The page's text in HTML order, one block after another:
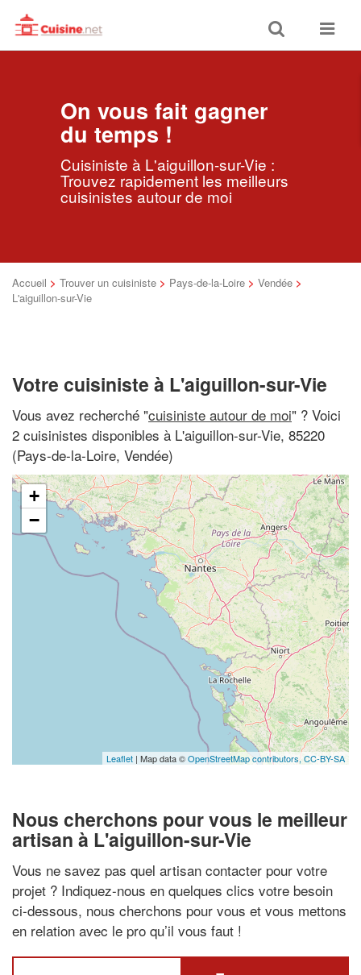
Toggle
search
Toggle
On vous fait gagner
du temps !
Cuisiniste à L'aiguillon-sur-Vie :
Trouvez rapidement les meilleurs
cuisinistes autour de moi
Accueil > Trouver un cuisiniste > Pays-de-la-Loire > Vendée >
L'aiguillon-sur-Vie
Votre cuisiniste à L'aiguillon-sur-Vie
Vous avez recherché "cuisiniste autour de moi" ? Voici
2 cuisinistes disponibles à L'aiguillon-sur-Vie, 85220
(Pays-de-la-Loire, Vendée)
+
−
Leaflet | Map data ©OpenStreetMap contributors,CC-BY-SA
Nous cherchons pour vous le meilleur
artisan à L'aiguillon-sur-Vie
Vous ne savez pas quel artisan contacter pour votre
projet ? Indiquez-nous en quelques clics votre besoin
ci-dessous, nous cherchons pour vous et vous mettons
en relation avec le pro qu’il vous faut !